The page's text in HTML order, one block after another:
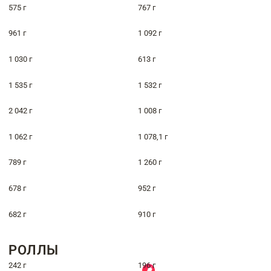
575 г 767 г
961 г 1 092 г
1 030 г 613 г
1 535 г 1 532 г
2 042 г 1 008 г
1 062 г 1 078,1 г
789 г 1 260 г
678 г 952 г
682 г 910 г
РОЛЛЫ
242 г 196 г